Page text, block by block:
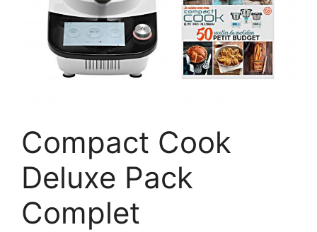
Compact Cook
Deluxe Pack
Complet